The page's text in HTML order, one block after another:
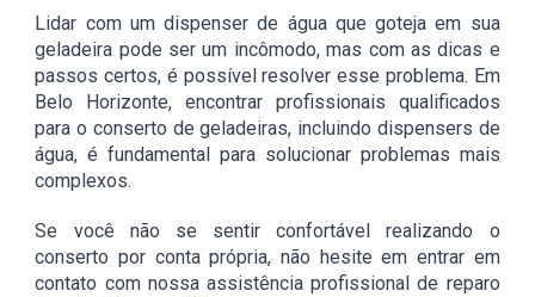
Lidar com um dispenser de água que goteja em sua
geladeira pode ser um incômodo, mas com as dicas e
passos certos, é possível resolver esse problema. Em
Belo Horizonte, encontrar profissionais qualificados
para o conserto de geladeiras, incluindo dispensers de
água, é fundamental para solucionar problemas mais
complexos.
Se você não se sentir confortável realizando o
conserto por conta própria, não hesite em entrar em
contato com nossa assistência profissional de reparo